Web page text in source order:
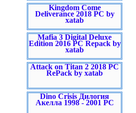
Kingdom Come
Deliverance 2018 PC by
xatab
Mafia 3 Digital Deluxe
Edition 2016 PC Repack by
xatab
Attack on Titan 2 2018 PC
RePack by xatab
Dino Crisis Дилогия
Акелла 1998 - 2001 PC